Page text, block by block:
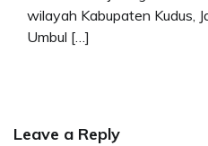
wilayah Kabupaten Kudus,
Umbul […]
Leave a Reply